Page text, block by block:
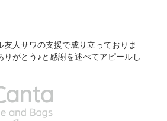
友人サワの支援で成り立っておりま
りがとう♪と感謝を述べてアピールし